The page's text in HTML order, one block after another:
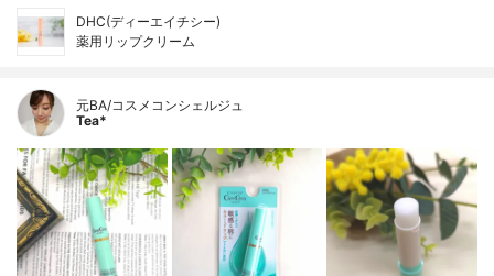
DHC(ディーエイチシー)
薬用リップクリーム
元BA/コスメコンシェルジュ
Tea*